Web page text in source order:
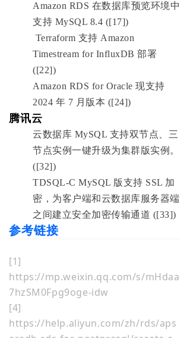
Amazon RDS 在数据库预览环境中
支持 MySQL 8.4 ([17])
Terraform 支持 Amazon
Timestream for InfluxDB 部署
([22])
Amazon RDS for Oracle 现支持
2024 年 7 月版本 ([24])
腾讯云
云数据库 MySQL 支持双节点、三
节点实例一键升级为集群版实例。
([32])
TDSQL-C MySQL 版支持 SSL 加
密，为客户端和云数据库服务器端
之间建立安全加密传输通道 ([33])
参考链接
[1]
https://mp.weixin.qq.com/s/mHdaa
7hzSM0Fpg9oge-idw
[4]
https://help.aliyun.com/zh/rds/aps